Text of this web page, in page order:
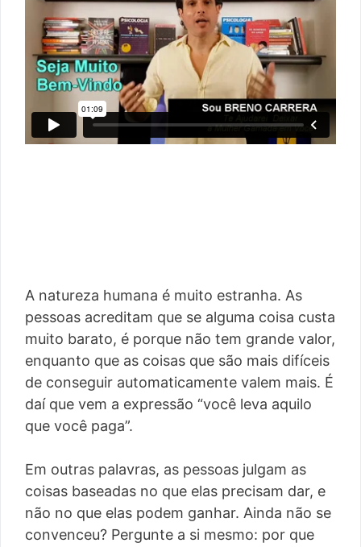
A natureza humana é muito estranha. As
pessoas acreditam que se alguma coisa custa
muito barato, é porque não tem grande valor,
enquanto que as coisas que são mais difíceis
de conseguir automaticamente valem mais. É
daí que vem a expressão “você leva aquilo
que você paga”.
Em outras palavras, as pessoas julgam as
coisas baseadas no que elas precisam dar, e
não no que elas podem ganhar. Ainda não se
convenceu? Pergunte a si mesmo: por que